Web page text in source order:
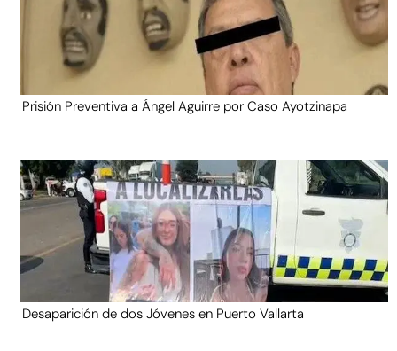
Prisión Preventiva a Ángel Aguirre por Caso Ayotzinapa
Desaparición de dos Jóvenes en Puerto Vallarta